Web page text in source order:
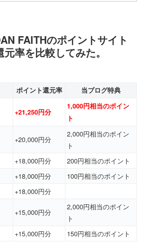
FAITHのポイントサイト
率を比較してみた。
ポイント還元率 当ブログ特典
+21,250円分
1,000円相当のポイン
ト
+20,000円分
2,000円相当のポイン
ト
+18,000円分
200円相当のポイント
+18,000円分
100円相当のポイント
+18,000円分
+15,000円分
2,000円相当のポイン
ト
+15,000円分 150円相当のポイント